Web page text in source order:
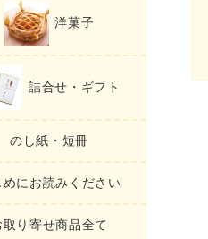
洋菓子
詰合せ・ギフト
のし紙・短冊
めにお読みください
取り寄せ商品全て